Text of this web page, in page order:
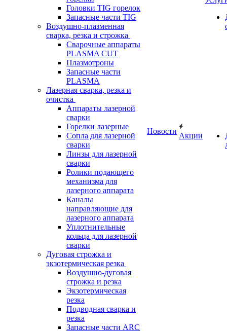
Головки TIG горелок
Запасные части TIG
Воздушно-плазменная
сварка, резка и строжка
Сварочные аппараты
PLASMA CUT
Плазмотроны
Запасные части
PLASMA
Лазерная сварка, резка и
очистка
Аппараты лазерной
сварки
Горелки лазерные
Сопла для лазерной
сварки
Линзы для лазерной
сварки
Ролики подающего
механизма для
лазерного аппарата
Каналы
направляющие для
лазерного аппарата
Уплотнительные
кольца для лазерной
сварки
Дуговая строжка и
экзотермическая резка
Воздушно-дуговая
строжка и резка
Экзотермическая
резка
Подводная сварка и
резка
Запасные части ARC
Новости
Акции